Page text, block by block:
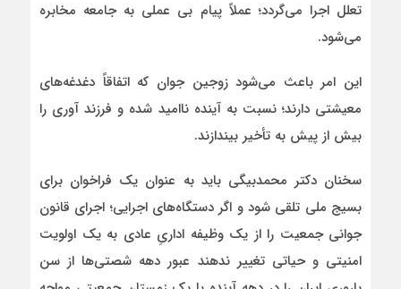
تعلل اجرا می‌گردد؛ عملاً پیام بی‌ عملی به جامعه مخابره
می‌شود.
این امر باعث می‌شود زوجین جوان که اتفاقاً دغدغه‌های
معیشتی دارند؛ نسبت به آینده ناامید شده و فرزند آوری را
بیش از پیش به تأخیر بیندازند.
سخنان دکتر محمدبیگی باید به عنوان یک فراخوان برای
بسیج ملی تلقی شود و اگر دستگاه‌های اجرایی؛ اجرای قانون
جوانی جمعیت را از یک وظیفه اداریِ عادی به یک اولویت
امنیتی و حیاتی تغییر ندهند عبور دهه شصتی‌ها از سن